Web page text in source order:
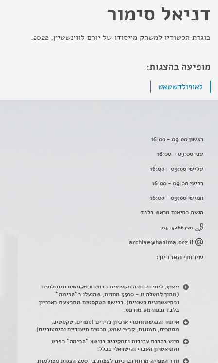
דניאל סימור
בוגרת הסטודיו למשחק מייסודו של יורם לווינשטיין, 2022.
מופיעה בהצגות:
לאופולדשטאט
ראשון 09:00 - 16:00
שני 09:00 - 16:00
שלישי 09:00 - 16:00
רביעי 09:00 - 16:00
חמישי 09:00 - 16:00
הגעה בתיאום מראש בלבד
03-5266720
archive@habima.org.il
שירותי הארכיון:
ייעוץ, ליווי והכוונה מקצועית בבחירת טקסטים ומונולוגים
(מתוך למעלה מ – 3500 מחזות, שהועלו ב"הבימה"
ובתיאטרונים השונים). רכישת הטקסטים מתבצעת בארכיון
בלבד ובפורמט מודפס.
איתור והנגשת חומרי ארכיון נדירים (ספרים, טקסטים,
מסמכים, תמונות, קבצי שמע, סרטים תיעודיים והיסטוריים)
סיוע בהכנת עבודות ותחקירים בנושא "הבימה" בפרט
והתיאטרון העברי והישראלי בכלל.
חדר הצפייה מרווח ובו ניתן לצפות ב- 400 הצגות מצולמות